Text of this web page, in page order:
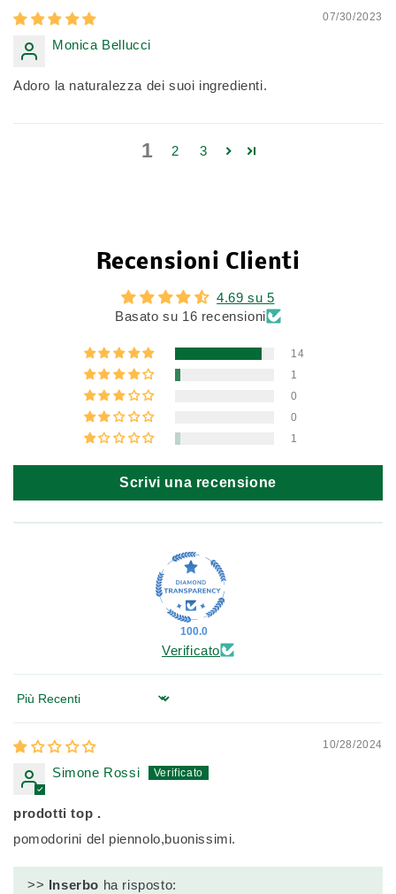
07/30/2023
Monica Bellucci
Adoro la naturalezza dei suoi ingredienti.
1 2 3
Recensioni Clienti
4.69 su 5
Basato su 16 recensioni
14
1
0
0
1
Scrivi una recensione
100.0
Verificato
Sort by
10/28/2024
Simone Rossi
prodotti top .
pomodorini del piennolo,buonissimi.
>> Inserbo ha risposto: